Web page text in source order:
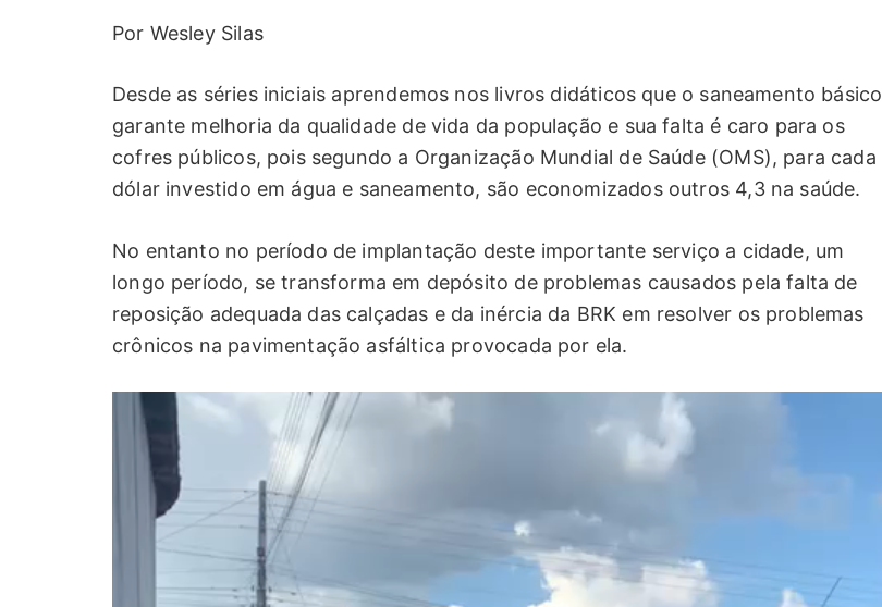
Por Wesley Silas
Desde as séries iniciais aprendemos nos livros didáticos que o saneamento básico
garante melhoria da qualidade de vida da população e sua falta é caro para os
cofres públicos, pois segundo a Organização Mundial de Saúde (OMS), para cada
dólar investido em água e saneamento, são economizados outros 4,3 na saúde.
No entanto no período de implantação deste importante serviço a cidade, um
longo período, se transforma em depósito de problemas causados pela falta de
reposição adequada das calçadas e da inércia da BRK em resolver os problemas
crônicos na pavimentação asfáltica provocada por ela.